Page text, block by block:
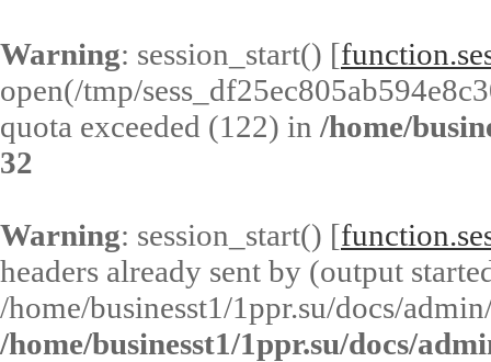
Warning: session_start() [
open(/tmp/
quota exceeded (122) in /home/
32
Warning: session_start() [
headers already sent by (output
/home/businesst1/1ppr.su/docs/
/home/businesst1/1ppr.su/docs/